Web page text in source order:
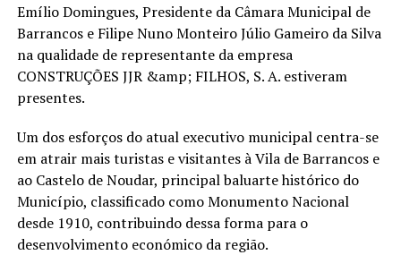
Emílio Domingues, Presidente da Câmara Municipal de
Barrancos e Filipe Nuno Monteiro Júlio Gameiro da Silva
na qualidade de representante da empresa
CONSTRUÇÕES JJR &amp; FILHOS, S. A. estiveram
presentes.
Um dos esforços do atual executivo municipal centra-se
em atrair mais turistas e visitantes à Vila de Barrancos e
ao Castelo de Noudar, principal baluarte histórico do
Município, classificado como Monumento Nacional
desde 1910, contribuindo dessa forma para o
desenvolvimento económico da região.